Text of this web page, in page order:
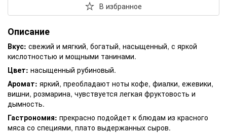
В избранное
Описание
Вкус: свежий и мягкий, богатый, насыщенный, с яркой
кислотностью и мощными танинами.
Цвет: насыщенный рубиновый.
Аромат: яркий, преобладают ноты кофе, фиалки, ежевики,
вишни, розмарина, чувствуется легкая фруктовость и
дымность.
Гастрономия: прекрасно подойдет к блюдам из красного
мяса со специями, плато выдержанных сыров.